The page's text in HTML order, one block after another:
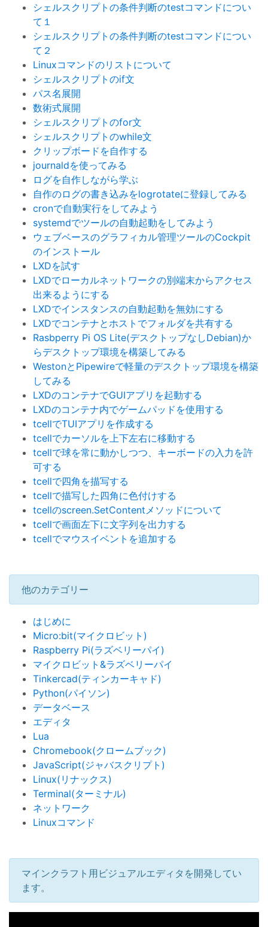
シェルスクリプトの条件判断のtestコマンドについ
て１
シェルスクリプトの条件判断のtestコマンドについ
て２
Linuxコマンドのリストについて
シェルスクリプトのif文
パス名展開
数術式展開
シェルスクリプトのfor文
シェルスクリプトのwhile文
クリップボードを自作する
journaldを使ってみる
ログを自作しながら学ぶ
自作のログの書き込みをlogrotateに登録してみる
cronで自動実行をしてみよう
systemdでツールの自動起動をしてみよう
ウェブベースのグラフィカル管理ツールのCockpit
のインストール
LXDを試す
LXDでローカルネットワークの別端末からアクセス
出来るようにする
LXDでインスタンスの自動起動を無効にする
LXDでコンテナとホストでフォルダを共有する
Rasbperry Pi OS Lite(デスクトップなしDebian)か
らデスクトップ環境を構築してみる
WestonとPipewireで軽量のデスクトップ環境を構築
してみる
LXDのコンテナでGUIアプリを起動する
LXDのコンテナ内でゲームパッドを使用する
tcellでTUIアプリを作成する
tcellでカーソルを上下左右に移動する
tcellで球を常に動かしつつ、キーボードの入力を許
可する
tcellで四角を描写する
tcellで描写した四角に色付けする
tcellのscreen.SetContentメソッドについて
tcellで画面左下に文字列を出力する
tcellでマウスイベントを追加する
他のカテゴリー
はじめに
Micro:bit(マイクロビット)
Raspberry Pi(ラズベリーパイ)
マイクロビット&ラズベリーパイ
Tinkercad(ティンカーキャド)
Python(パイソン)
データベース
エディタ
Lua
Chromebook(クロームブック)
JavaScript(ジャバスクリプト)
Linux(リナックス)
Terminal(ターミナル)
ネットワーク
Linuxコマンド
マインクラフト用ビジュアルエディタを開発してい
ます。